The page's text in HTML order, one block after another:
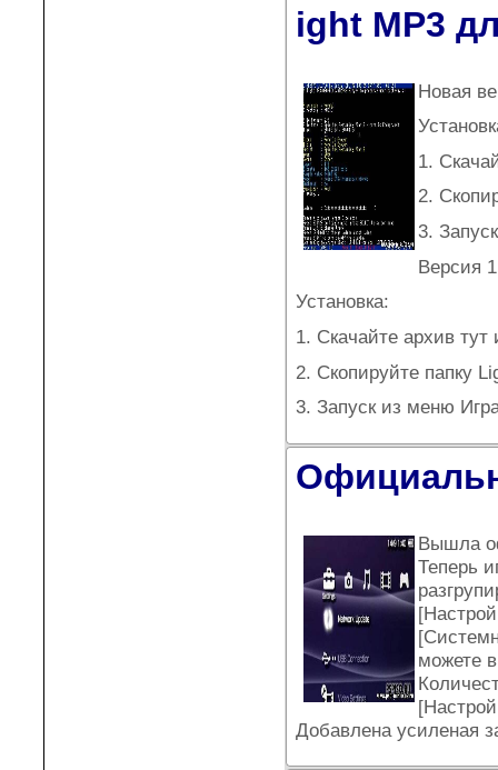
ight MP3
Новая
1.
2.
3.
Версия
Установка:
1. Скачайте архив тут
2. Скопируйте папку
3. Запуск из меню
Вышла
Теперь
можете
Добавлена усиленая